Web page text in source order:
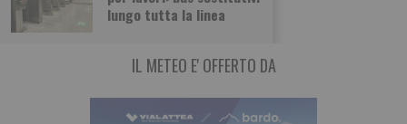
lungo tutta la linea
IL METEO E' OFFERTO DA